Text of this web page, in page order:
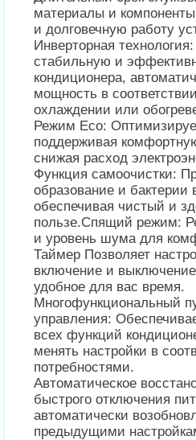
материалы и
и долговечную работу
Инверторная
стабильную и
кондиционера,
мощность в
охлаждении или
Режим Eco:
поддерживая
снижая расход
Функция самоочистки:
образование и бактерии
обеспечивая чистый и
пользе.Спящий режим:
и уровень шума для
Таймер Позволяет
включение и
удобное для вас время.
Многофункциональный
управления:
всех функций
менять настройки в
потребностями.
Автоматическое
быстрого отключения
автоматически
предыдущими